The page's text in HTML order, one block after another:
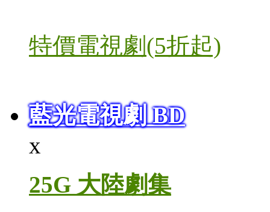
特價電視劇(5折起)
藍光電視劇 BD
x
25G 大陸劇集